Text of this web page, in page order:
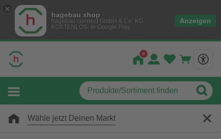
hagebau shop
hagebau connect GmbH & Co. KG
KOSTENLOS- In Google Play
Anzeigen
Wähle jetzt Deinen Markt